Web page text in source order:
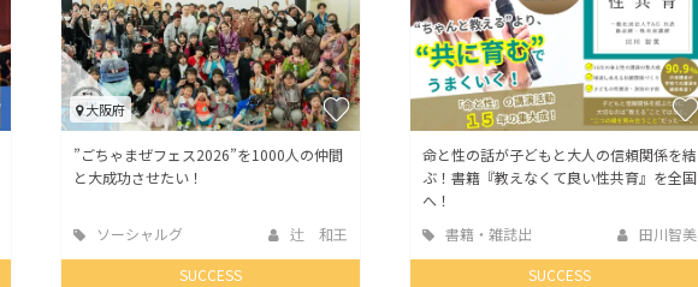
大阪府
”ごちゃまぜフェス2026”を1000人の仲間
と大成功させたい！
ソーシャルグ
ッド
辻 和王
SUCCESS
命と性の話が子どもと大人の信頼関係を結
ぶ！書籍『教えなくて良い性共育』を全国
へ！
書籍・雑誌出
版
田川智美
SUCCESS